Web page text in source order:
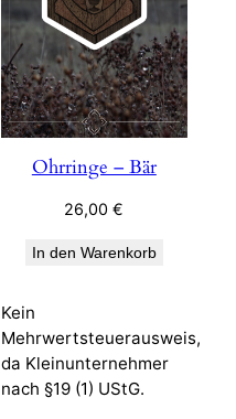
Ohrringe – Bär
26,00€
In den Warenkorb
Kein
Mehrwertsteuerausweis,
da Kleinunternehmer
nach §19 (1) UStG.